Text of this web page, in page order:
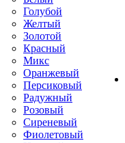
Голубой
Желтый
Золотой
Красный
Микс
Оранжевый
Персиковый
Радужный
Розовый
Сиреневый
Фиолетовый